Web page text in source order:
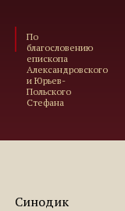
По
благословению
епископа
Александровского
и Юрьев-
Польского
Стефана
Синодик